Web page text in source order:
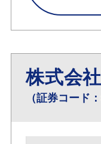
株式会
（証券コード